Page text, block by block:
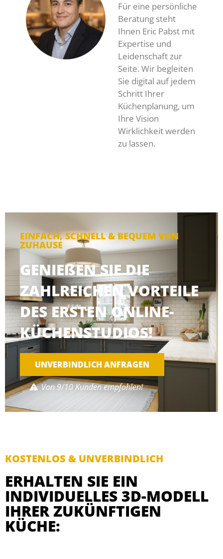
Für eine persönliche
Beratung steht
Ihnen Eric Pabst mit
Expertise und
Leidenschaft zur
Seite. Wir begleiten
Sie digital auf jedem
Schritt Ihrer
Küchenplanung, um
Ihre Vision
Wirklichkeit werden
zu lassen.
EINFACH, SCHNELL & BEQUEM VON
ZUHAUSE
GENIEßEN SIE DIE
ZAHLREICHEN VORTEILE
DES ERSTEN ONLINE-
KÜCHENSTUDIOS!
UNVERBINDLICH ANFRAGEN
Von 9/10 Kunden empfohlen!
KOSTENLOS & UNVERBINDLICH
ERHALTEN SIE EIN
INDIVIDUELLES 3D-MODELL
IHRER ZUKÜNFTIGEN
KÜCHE: